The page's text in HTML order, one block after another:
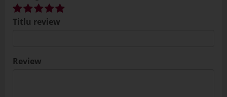
Titlu review
Review